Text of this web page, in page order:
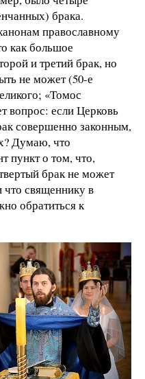
брака.
православному
как большое
и третий брак, но
не может (50-е
«Томос
вопрос: если Церковь
совершенно законным,
Думаю, что
пункт о том, что,
брак не может
что священнику в
обратиться к